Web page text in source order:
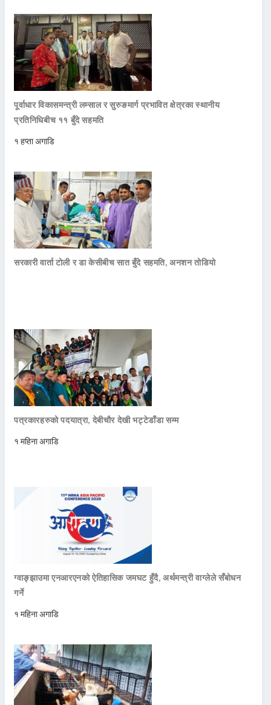
पूर्वाधार विकासमन्त्री लम्साल र सुरुङमार्ग प्रभावित क्षेत्रका स्थानीय
प्रतिनिधिबीच ११ बुँदे सहमति
१ हप्ता अगाडि
सरकारी वार्ता टोली र डा केसीबीच सात बुँदे सहमति, अनशन तोडियो
पत्रकारहरुको पदयात्रा, देबीचौर देखी भट्टेडाँडा सम्म
१ महिना अगाडि
ग्वाङ्झाउमा एनआरएनको ऐतिहासिक जमघट हुँदै, अर्थमन्त्री वाग्लेले सँबोधन
गर्ने
१ महिना अगाडि